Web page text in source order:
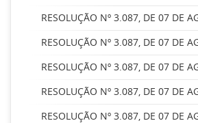
RESOLUÇÃO Nº 3.087, DE 07 DE
RESOLUÇÃO Nº 3.087, DE 07 DE
RESOLUÇÃO Nº 3.087, DE 07 DE
RESOLUÇÃO Nº 3.087, DE 07 DE
RESOLUÇÃO Nº 3.087, DE 07 DE